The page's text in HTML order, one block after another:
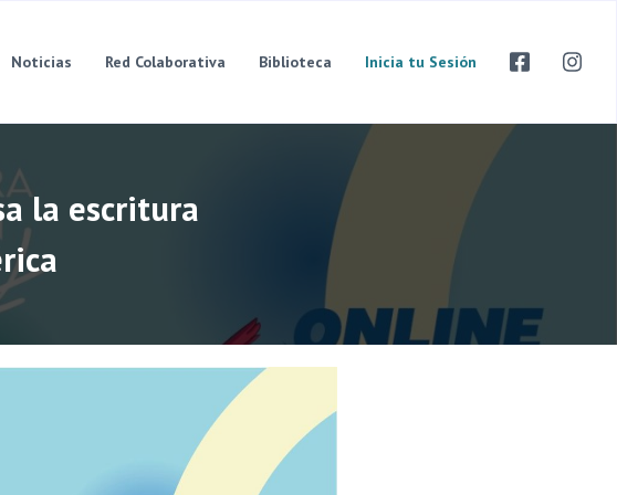
Noticias Red Colaborativa Biblioteca Inicia tu Sesión
la escritura